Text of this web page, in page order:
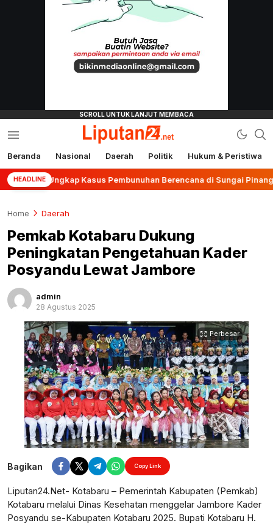
liputan24.net
Beranda Nasional Daerah Politik Hukum & Peristiwa
HEADLINE
Ungkap Kasus Pembunuhan Berencana di Sungai Pinang
Home Daerah
Pemkab Kotabaru Dukung
Peningkatan Pengetahuan Kader
Posyandu Lewat Jambore
admin
28 Agustus 2025
Perbesar
Bagikan Copy Link
Liputan24.Net- Kotabaru – Pemerintah Kabupaten (Pemkab)
Kotabaru melalui Dinas Kesehatan menggelar Jambore Kader
Posyandu se-Kabupaten Kotabaru 2025. Bupati Kotabaru H.